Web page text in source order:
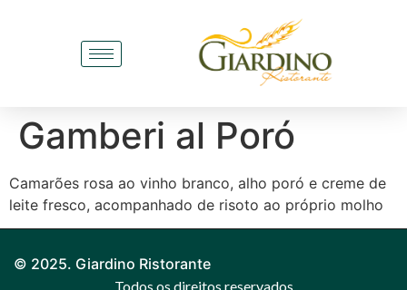
Gamberi al Poró
Camarões rosa ao vinho branco, alho poró e creme de
leite fresco, acompanhado de risoto ao próprio molho
© 2025. Giardino Ristorante
Todos os direitos reservados